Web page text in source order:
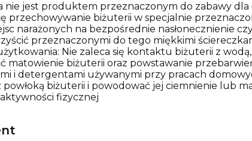
nie jest produktem przeznaczonym do zabawy dla
przechowywanie biżuterii w specjalnie
narażonych na bezpośrednie nasłonecznienie
przeznaczonymi do tego miękkimi
Nie zaleca się kontaktu biżuterii z
matowienie biżuterii oraz powstawanie
i detergentami używanymi przy pracach
powłoką biżuterii i powodować jej ciemnienie lub
fizycznej